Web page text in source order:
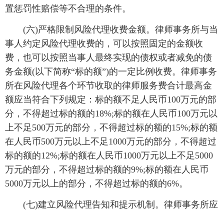
置惩罚性赔偿等不合理的条件。
(六)严格限制风险代理收费金额。律师事务所与当
事人约定风险代理收费的，可以按照固定的金额收
费，也可以按照当事人最终实现的债权或者减免的债
务金额(以下简称“标的额”)的一定比例收费。律师事务
所在风险代理各个环节收取的律师服务费合计最高金
额应当符合下列规定：标的额不足人民币100万元的部
分，不得超过标的额的18%;标的额在人民币100万元以
上不足500万元的部分，不得超过标的额的15%;标的额
在人民币500万元以上不足1000万元的部分，不得超过
标的额的12%;标的额在人民币1000万元以上不足5000
万元的部分，不得超过标的额的9%;标的额在人民币
5000万元以上的部分，不得超过标的额的6%。
(七)建立风险代理告知和提示机制。律师事务所应